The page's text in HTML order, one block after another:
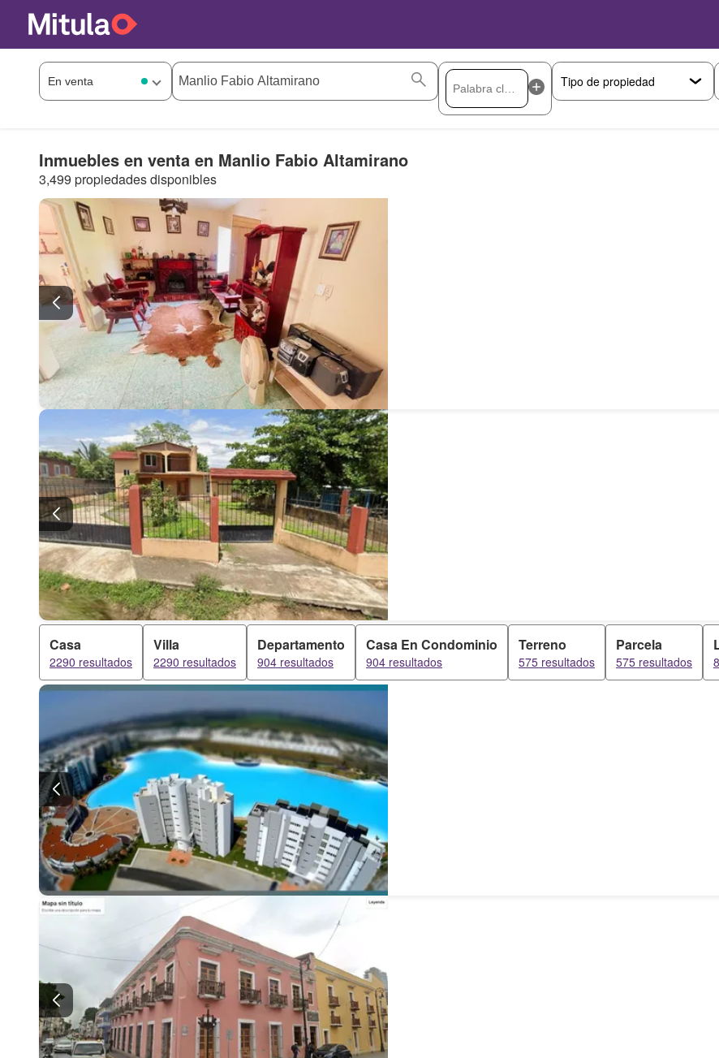
Inmuebles en venta en Manlio Fabio Altamirano
3,499 propiedades disponibles
Casa
2290 resultados
Villa
2290 resultados
Departamento
904 resultados
Casa En Condominio
904 resultados
Terreno
575 resultados
Parcela
575 resultados